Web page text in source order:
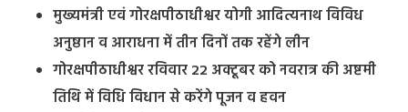
मुख्यमंत्री एवं गोरक्षपीठाधीश्वर योगी आदित्यनाथ विविध
अनुष्ठान व आराधना में तीन दिनों तक रहेंगे लीन
गोरक्षपीठाधीश्वर रविवार 22 अक्टूबर को नवरात्र की अष्टमी
तिथि में विधि विधान से करेंगे पूजन व हवन